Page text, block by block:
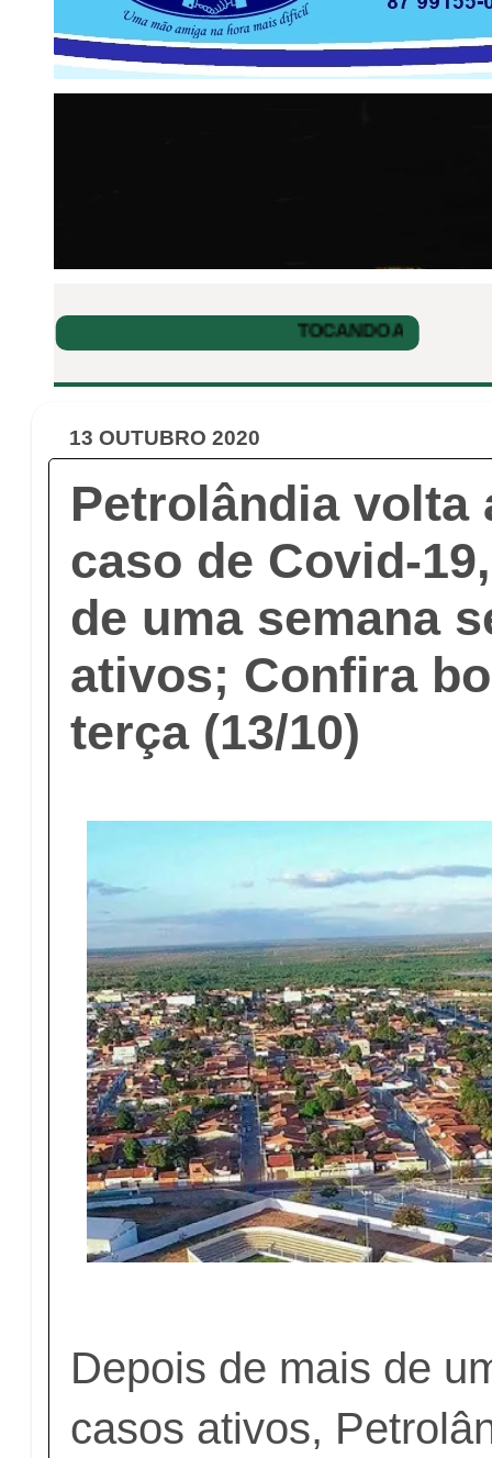
13 OUTUBRO 2020
Petrolândia volta
caso de Covid-
de uma semana
ativos; Confira
terça (13/10)
Depois de mais de
casos ativos,